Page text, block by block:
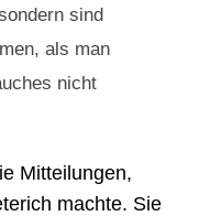
sind
als man
nicht
Mitteilungen,
machte. Sie